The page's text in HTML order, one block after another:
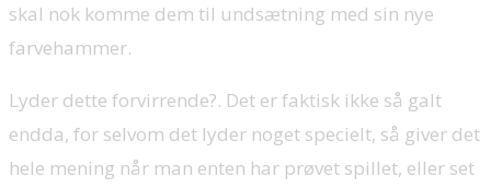
skal nok komme dem til undsætning med sin nye
farvehammer.
Lyder dette forvirrende?. Det er faktisk ikke så galt
endda, for selvom det lyder noget specielt, så giver det
hele mening når man enten har prøvet spillet, eller set